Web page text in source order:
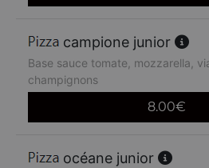
campione junior
Base sauce tomate, mozzarella,
champignons
8.00€
océane junior